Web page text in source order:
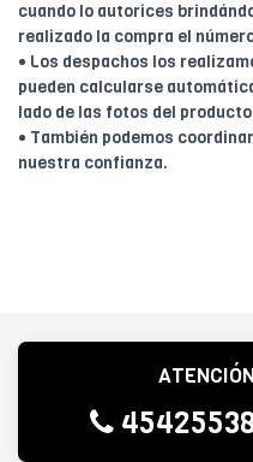
cuando lo autorices
realizado la compra el
• Los despachos los
pueden calcularse
lado de las fotos del
• También podemos
nuestra confianza.